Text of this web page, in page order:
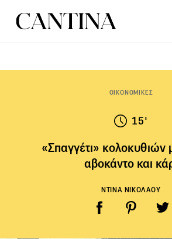
ΟΙΚΟΝΟΜΙΚΕΣ
15'
«Σπαγγέτι» κολοκυθιών
αβοκάντο και
ΝΤΙΝΑ ΝΙΚΟΛΑΟΥ